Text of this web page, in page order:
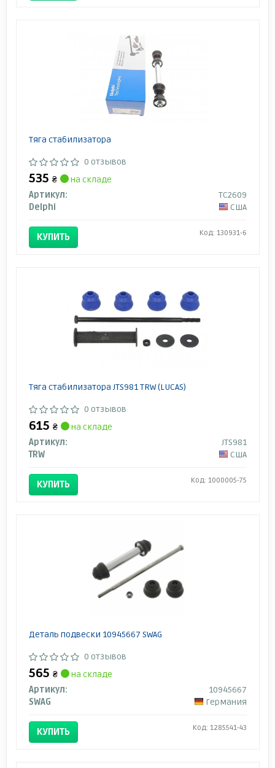
Тяга стабилизатора
0 отзывов
535 ₴
на складе
Артикул:
TC2609
Delphi
США
КУПИТЬ Код: 130931-6
Тяга стабилизатора JTS981 TRW (LUCAS)
0 отзывов
615 ₴
на складе
Артикул:
JTS981
TRW
США
КУПИТЬ Код: 1000005-75
Деталь подвески 10945667 SWAG
0 отзывов
565 ₴
на складе
Артикул:
10945667
SWAG
Германия
КУПИТЬ Код: 1285541-43